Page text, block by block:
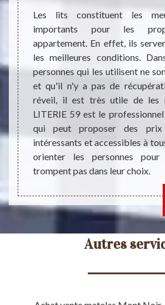
Ce
et le
un
le lit
Les lits constituent les
importants pour les
appartement. En effet, ils
les meilleures conditions.
personnes qui les utilisent ne
et qu'il n'y a pas de
réveil, il est très utile de les
LITERIE 59 est le
qui peut proposer des
intéressants et accessibles à
orienter les personnes
trompent pas dans leur choix.
Autres